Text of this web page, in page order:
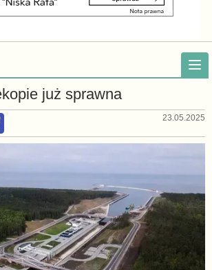
już sprawna
23.05.2025